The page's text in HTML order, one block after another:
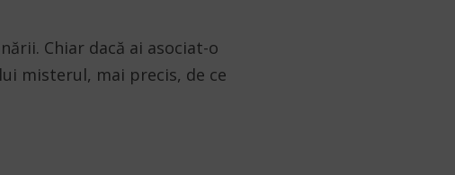
Chiar dacă ai asociat-o
misterul, mai precis, de ce